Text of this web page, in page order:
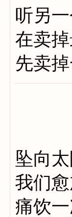
听另
在卖
先卖
坠向
我们
痛饮